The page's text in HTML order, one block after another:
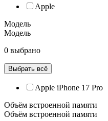
Apple
Модель
Модель
0 выбрано
Выбрать всё
Apple iPhone 17 Pro
Объём встроенной памяти
Объём встроенной памяти